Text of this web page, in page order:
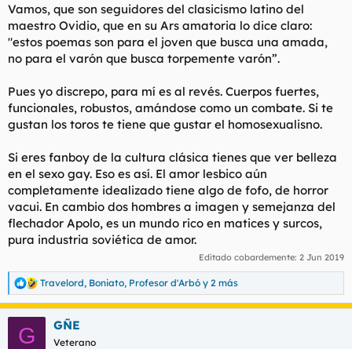
Vamos, que son seguidores del clasicismo latino del
maestro Ovidio, que en su Ars amatoria lo dice claro:
"estos poemas son para el joven que busca una amada,
no para el varón que busca torpemente varón”.
Pues yo discrepo, para mí es al revés. Cuerpos fuertes,
funcionales, robustos, amándose como un combate. Si te
gustan los toros te tiene que gustar el homosexualisno.
Si eres fanboy de la cultura clásica tienes que ver belleza
en el sexo gay. Eso es así. El amor lesbico aún
completamente idealizado tiene algo de fofo, de horror
vacui. En cambio dos hombres a imagen y semejanza del
flechador Apolo, es un mundo rico en matices y surcos,
pura industria soviética de amor.
Editado cobardemente: 2 Jun 2019
R
e
a
Travelord, Boniato, Profesor d'Arbó y 2 más
G GÑE
Veterano